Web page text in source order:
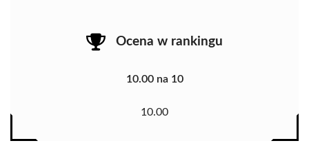
Ocena w rankingu
10.00 na 10
10.00